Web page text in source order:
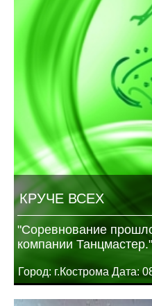
КРУЧЕ ВСЕХ
"Соревнование
компании Танцмастер."
Город: г.Кострома Дата: